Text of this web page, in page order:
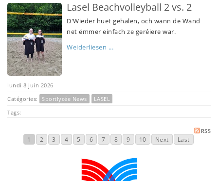
Lasel Beachvolleyball 2 vs. 2
D'Wieder huet gehalen, och wann de Wand
net ëmmer einfach ze geréiere war.
Weiderliesen ...
lundi 8 juin 2026
Catégories:
Sportlycée News
LASEL
Tags:
RSS
1 2 3 4 5 6 7 8 9 10 Next Last